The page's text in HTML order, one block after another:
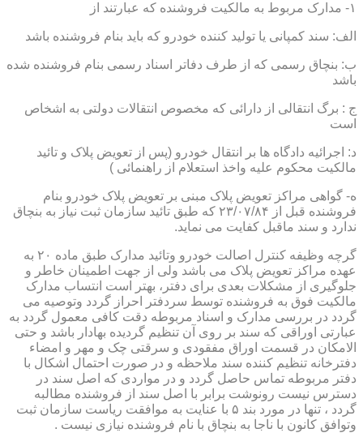
۱- مدارک مربوط به مالکیت فروشنده که عبارتند از
الف: سند کمپانی یا تولید کننده خودرو که باید بنام فروشنده باشد
ب: بنچاق رسمی که از طرف دفاتر اسناد رسمی بنام فروشنده شده
باشد
ج : برگ انتقالی از دارائی که مخصوص انتقالات دولتی به اشخاص
است
د: اجرائیه دادگاه ها بر انتقال خودرو (پس از تعویض پلاک و تائید
مالکیت محکوم علیه واخذ استعلام از راهنمائی )
ه- گواهی مراکز تعویض پلاک مبنی بر تعویض پلاک خودرو بنام
فروشنده قبل از ۲۳/۰۷/۸۴ که طبق تائید سازمان ثبت نیاز به بنچاق
ندارد و سند ماقبل کفایت می نماید.
گرچه وظیفه کنترل اصالت خودرو وتائید مدارک طبق ماده ۲۰ به
عهده مراکز تعویض پلاک می باشد ولی از جهت اطمینان خاطر و
جلوگیری از مشکلات بعدی برای دفتر، بهتر است انتساب مدارک
مالکیت فوق به فروشنده توسط سردفتر احراز گردد وتوصیه می
گردد در بررسی مدارک و اسناد مربوطه دقت کافی معمول گردد به
عبارتی اوراقی که سند بر روی آن تنظیم گردیده بهادار باشد و حتی
الامکان در قسمت اوراق مفقودی و سرقتی چک و مهر و امضاء
دفترخانه تنظیم کننده سند ملاحظه و در صورت احتمال اشکال با
دفتر مربوطه تماس حاصل گردد و در مواردی که اصل سند در
دسترس نیست رونوشت برابر با اصل سند از فروشنده مطالبه
گردد ، تنها در مورد بند ۵ با عنایت به موافقت ریاست سازمان ثبت
وتوافق کانون با ناجا به بنچاق با نام فروشنده نیازی نیست .